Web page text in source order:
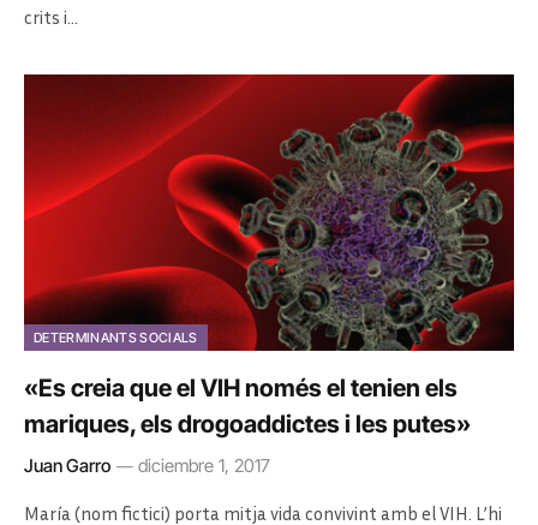
crits i…
DETERMINANTS SOCIALS
«Es creia que el VIH només el tenien els
mariques, els drogoaddictes i les putes»
Juan Garro diciembre 1, 2017
María (nom fictici) porta mitja vida convivint amb el VIH. L’hi